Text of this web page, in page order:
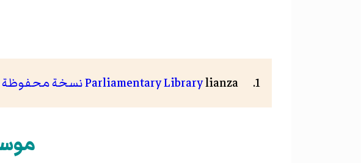
Parliamentary Librarylianza نسخة محفوظة